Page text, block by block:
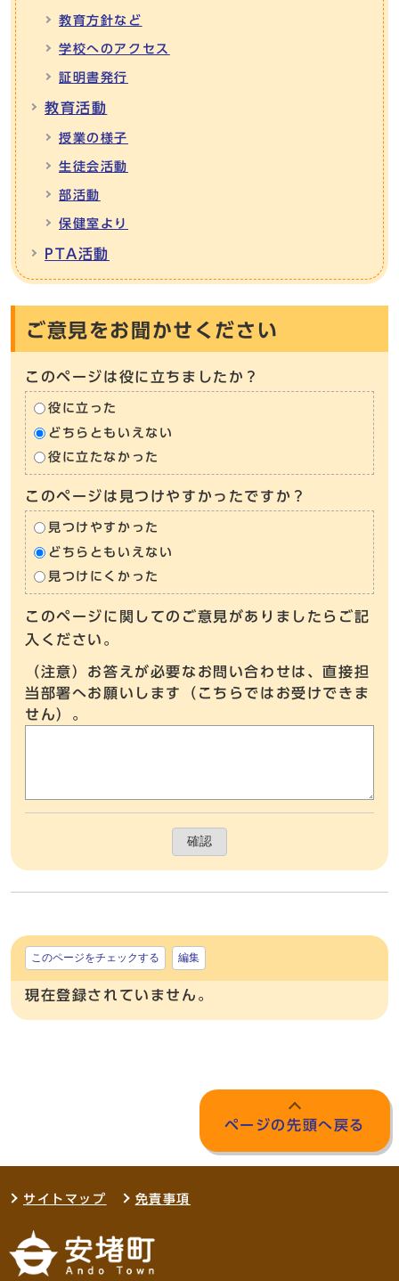
教育方針など
学校へのアクセス
証明書発行
教育活動
授業の様子
生徒会活動
部活動
保健室より
PTA活動
ご意見をお聞かせください
このページは役に立ちましたか？
役に立った
どちらともいえない
役に立たなかった
このページは見つけやすかったですか？
見つけやすかった
どちらともいえない
見つけにくかった
このページに関してのご意見がありましたらご記
入ください。
（注意）お答えが必要なお問い合わせは、直接担
当部署へお願いします（こちらではお受けできま
せん）。
確認
このページをチェックする 編集
現在登録されていません。
ページの先頭へ戻る
サイトマップ 免責事項